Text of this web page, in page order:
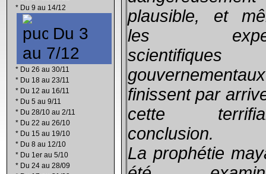
* Du 9 au 14/12
Du 3
au 7/12
* Du 26 au 30/11
* Du 18 au 23/11
* Du 12 au 16/11
* Du 5 au 9/11
* Du 28/10 au 2/11
* Du 22 au 26/10
* Du 15 au 19/10
* Du 8 au 12/10
* Du 1er au 5/10
* Du 24 au 28/09
plausible, et
les
scientifiques
gouvernementaux
finissent par
cette
conclusion.
La prophétie